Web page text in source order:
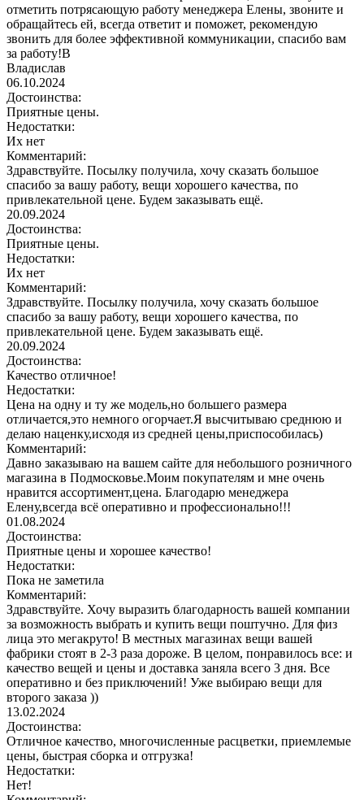
отметить потрясающую работу менеджера Елены, звоните и
обращайтесь ей, всегда ответит и поможет, рекомендую
звонить для более эффективной коммуникации, спасибо вам
за работу!В
Владислав
06.10.2024
Достоинства:
Приятные цены.
Недостатки:
Их нет
Комментарий:
Здравствуйте. Посылку получила, хочу сказать большое
спасибо за вашу работу, вещи хорошего качества, по
привлекательной цене. Будем заказывать ещё.
20.09.2024
Достоинства:
Приятные цены.
Недостатки:
Их нет
Комментарий:
Здравствуйте. Посылку получила, хочу сказать большое
спасибо за вашу работу, вещи хорошего качества, по
привлекательной цене. Будем заказывать ещё.
20.09.2024
Достоинства:
Качество отличное!
Недостатки:
Цена на одну и ту же модель,но большего размера
отличается,это немного огорчает.Я высчитываю среднюю и
делаю наценку,исходя из средней цены,приспособилась)
Комментарий:
Давно заказываю на вашем сайте для небольшого розничного
магазина в Подмосковье.Моим покупателям и мне очень
нравится ассортимент,цена. Благодарю менеджера
Елену,всегда всё оперативно и профессионально!!!
01.08.2024
Достоинства:
Приятные цены и хорошее качество!
Недостатки:
Пока не заметила
Комментарий:
Здравствуйте. Хочу выразить благодарность вашей компании
за возможность выбрать и купить вещи поштучно. Для физ
лица это мегакруто! В местных магазинах вещи вашей
фабрики стоят в 2-3 раза дороже. В целом, понравилось все: и
качество вещей и цены и доставка заняла всего 3 дня. Все
оперативно и без приключений! Уже выбираю вещи для
второго заказа ))
13.02.2024
Достоинства:
Отличное качество, многочисленные расцветки, приемлемые
цены, быстрая сборка и отгрузка!
Недостатки:
Нет!